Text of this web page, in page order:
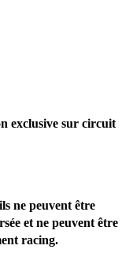
exclusive sur circuit
ne peuvent être
et ne peuvent être
racing.